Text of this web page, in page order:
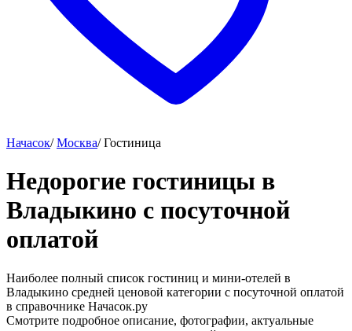
Начасок/ Москва/ Гостиница
Недорогие гостиницы в
Владыкино c посуточной
оплатой
Наиболее полный список гостиниц и мини-отелей в
Владыкино средней ценовой категории c посуточной оплатой
в справочнике Начасок.ру
Смотрите подробное описание, фотографии, актуальные